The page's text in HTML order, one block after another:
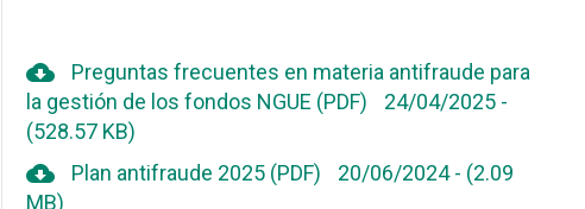
cloud_download
Preguntas frecuentes en materia antifraude para
la gestión de los fondos NGUE (PDF)
24/04/2025-
(528.57 KB)
cloud_download Plan antifraude 2025 (PDF) 20/06/2024- (2.09
MB)